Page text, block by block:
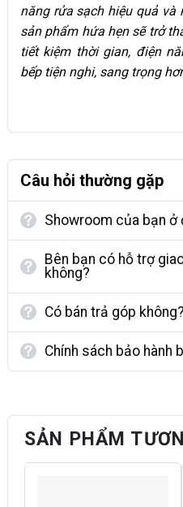
năng rửa sạch hiệu quả và
sản phẩm hứa hẹn sẽ trở
tiết kiệm thời gian, điện
bếp tiện nghi, sang trọng
Câu hỏi thường gặp
Showroom của bạn ở
Bên bạn có hỗ trợ
không?
Có bán trả góp không?
Chính sách bảo hành
SẢN PHẨM